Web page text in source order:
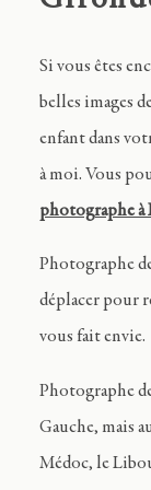
Si vous êtes
belles images
enfant dans
à moi. Vous
photographe à
Photographe
déplacer pour
vous fait envie.
Photographe
Gauche, mais
Médoc, le